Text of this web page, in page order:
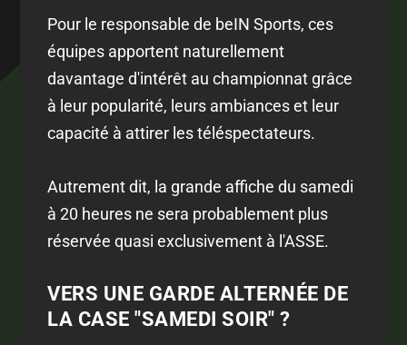
Pour le responsable de beIN Sports, ces
équipes apportent naturellement
davantage d'intérêt au championnat grâce
à leur popularité, leurs ambiances et leur
capacité à attirer les téléspectateurs.
Autrement dit, la grande affiche du samedi
à 20 heures ne sera probablement plus
réservée quasi exclusivement à l'ASSE.
VERS UNE GARDE ALTERNÉE DE
LA CASE "SAMEDI SOIR" ?